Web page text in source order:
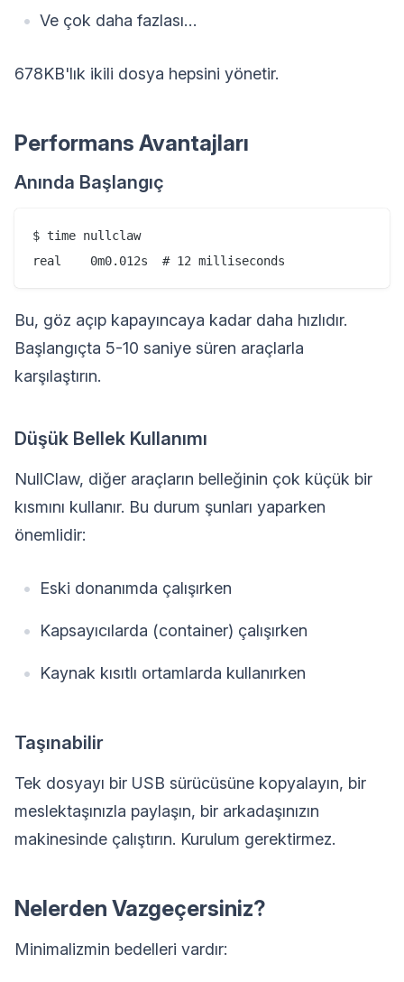
Ve çok daha fazlası…
678KB'lık ikili dosya hepsini yönetir.
Performans Avantajları
Anında Başlangıç
$ time nullclaw
Bu, göz açıp kapayıncaya kadar daha hızlıdır.
Başlangıçta 5-10 saniye süren araçlarla
karşılaştırın.
Düşük Bellek Kullanımı
NullClaw, diğer araçların belleğinin çok küçük bir
kısmını kullanır. Bu durum şunları yaparken
önemlidir:
Eski donanımda çalışırken
Kapsayıcılarda (container) çalışırken
Kaynak kısıtlı ortamlarda kullanırken
Taşınabilir
Tek dosyayı bir USB sürücüsüne kopyalayın, bir
meslektaşınızla paylaşın, bir arkadaşınızın
makinesinde çalıştırın. Kurulum gerektirmez.
Nelerden Vazgeçersiniz?
Minimalizmin bedelleri vardır: